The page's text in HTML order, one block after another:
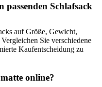
passenden Schlafsack
auf Größe, Gewicht,
Sie verschiedene
Kaufentscheidung zu
online?